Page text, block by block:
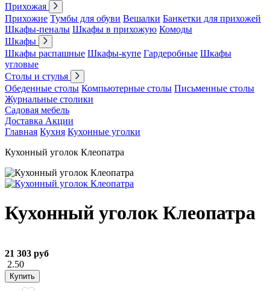
Прихожая
Прихожие Тумбы для обуви Вешалки Банкетки для прихожей
Шкафы-пеналы Шкафы в прихожую Комоды
Шкафы
Шкафы распашные Шкафы-купе Гардеробные Шкафы
угловые
Столы и стулья
Обеденные столы Компьютерные столы Письменные столы
Журнальные столики
Садовая мебель
Доставка Акции
Главная Кухня Кухонные уголки
Кухонный уголок Клеопатра
Кухонный уголок Клеопатра
21 303 руб
2.50
Купить